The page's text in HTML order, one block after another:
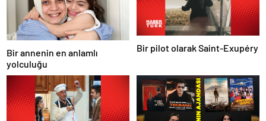
Bir annenin en anlamlı
yolculuğu
Bir pilot olarak Saint-Exupéry